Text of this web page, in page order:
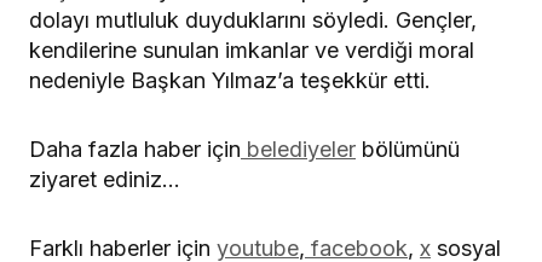
dolayı mutluluk duyduklarını söyledi. Gençler,
kendilerine sunulan imkanlar ve verdiği moral
nedeniyle Başkan Yılmaz’a teşekkür etti.
Daha fazla haber için belediyeler bölümünü
ziyaret ediniz…
Farklı haberler için youtube, facebook, x sosyal